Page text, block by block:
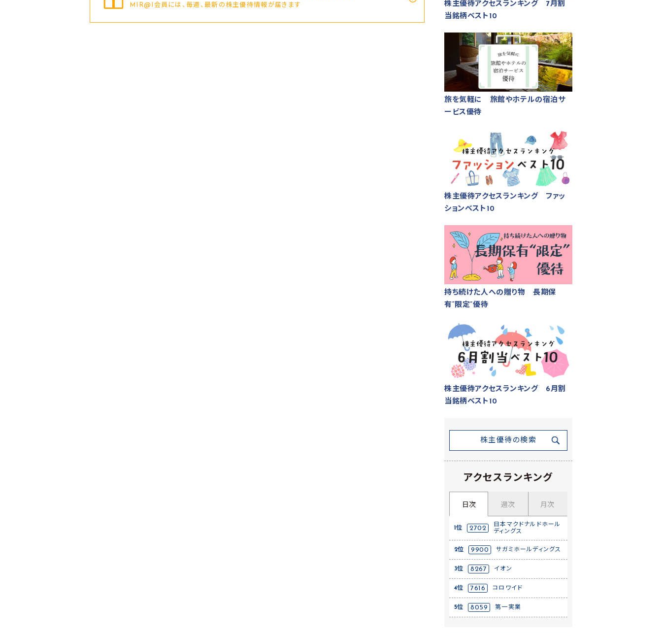
MIR@I会員には、毎週、最新の株主優待情報が届きます
株主優待アクセスランキング 7月割
当銘柄ベスト10
旅を気軽に 旅館やホテルの宿泊サ
ービス優待
株主優待アクセスランキング ファッ
ションベスト10
持ち続けた人への贈り物 長期保
有“限定”優待
株主優待アクセスランキング 6月割
当銘柄ベスト10
株主優待の検索
アクセスランキング
日次 週次 月次
1位 2702
日本マクドナルドホール
ディングス
2位 9900 サガミホールディングス
3位 8267 イオン
4位 7616 コロワイド
5位 8059 第一実業